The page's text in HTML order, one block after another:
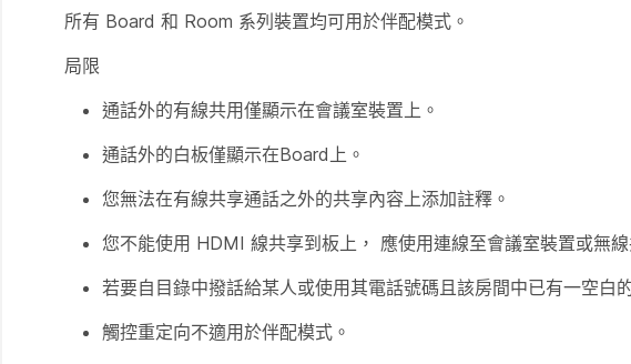
所有 Board 和 Room 系列裝置均可用於伴配模式。
局限
通話外的有線共用僅顯示在會議室裝置上。
通話外的白板僅顯示在Board上。
您無法在有線共享通話之外的共享內容上添加註釋。
您不能使用 HDMI 線共享到板上， 應使用連線至會議室裝置或無線
若要自目錄中撥話給某人或使用其電話號碼且該房間中已有一空白
觸控重定向不適用於伴配模式。